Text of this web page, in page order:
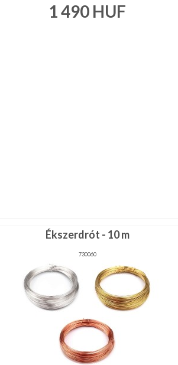
1 490 HUF
Ékszerdrót - 10 m
730060